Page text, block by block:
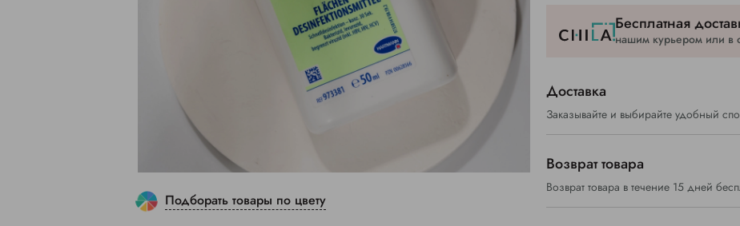
Подборать товары по цвету
Бесплатная
нашим курьером или в
Доставка
Заказывайте и выбирайте удобный
Возврат товара
Возврат товара в течение 15 дней